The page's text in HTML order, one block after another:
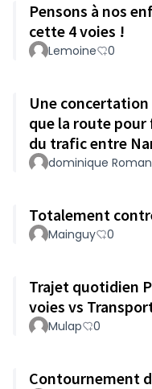
Pensons à nos
cette 4 voies !
Lemoine 0
Une concertation
que la route pour
du trafic entre
dominique
Totalement
Mainguy 0
Trajet quotidien
voies vs
Mulap 0
Contournement